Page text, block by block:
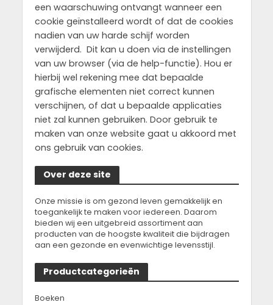
een waarschuwing ontvangt wanneer een
cookie geïnstalleerd wordt of dat de cookies
nadien van uw harde schijf worden
verwijderd. Dit kan u doen via de instellingen
van uw browser (via de help-functie). Hou er
hierbij wel rekening mee dat bepaalde
grafische elementen niet correct kunnen
verschijnen, of dat u bepaalde applicaties
niet zal kunnen gebruiken. Door gebruik te
maken van onze website gaat u akkoord met
ons gebruik van cookies.
Over deze site
Onze missie is om gezond leven gemakkelijk en
toegankelijk te maken voor iedereen. Daarom
bieden wij een uitgebreid assortiment aan
producten van de hoogste kwaliteit die bijdragen
aan een gezonde en evenwichtige levensstijl.
Productcategorieën
Boeken